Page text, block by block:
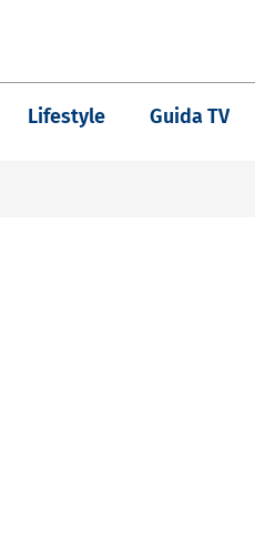
Lifestyle Guida TV